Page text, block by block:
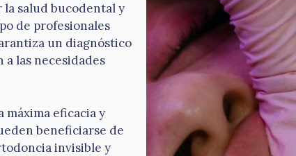
salud bucodental y
de profesionales
un diagnóstico
las necesidades
máxima eficacia y
beneficiarse de
invisible y